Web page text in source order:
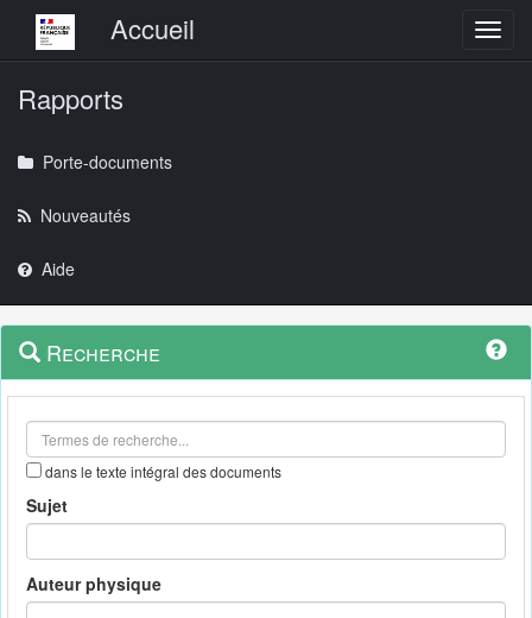
Menu principalAccueil
Rapports
Porte-documents
Nouveautés
Aide
Navigation
outils
Menu
contextuel
Recherche
dans le texte intégral des documents
Sujet
Auteur physique